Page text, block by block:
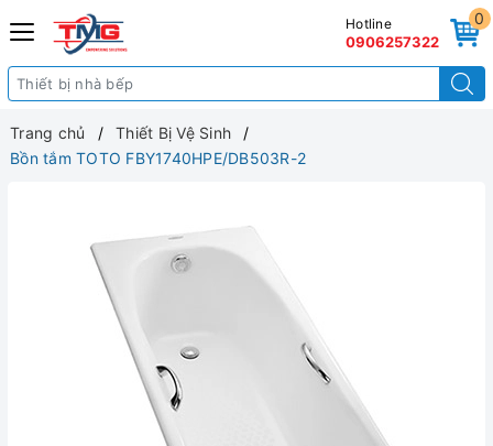
0
Hotline
0906257322
Trang chủ
Thiết Bị Vệ Sinh
Bồn tắm TOTO FBY1740HPE/DB503R-2